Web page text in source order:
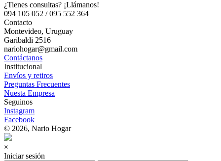
¿Tienes consultas? ¡Llámanos!
094 105 052 / 095 552 364
Contacto
Montevideo, Uruguay
Garibaldi 2516
nariohogar@gmail.com
Contáctanos
Institucional
Envíos y retiros
Preguntas Frecuentes
Nuesta Empresa
Seguinos
Instagram
Facebook
© 2026, Nario Hogar
×
Iniciar sesión